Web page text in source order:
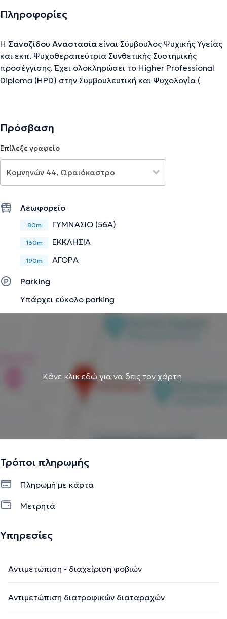
Πληροφορίες
Η Σανοζίδου Αναστασία είναι Σύμβουλος Ψυχικής Υγείας
και εκπ. Ψυχοθεραπεύτρια Συνθετικής Συστημικής
προσέγγισης. Έχει ολοκληρώσει το Higher Professional
Diploma (HPD) στην Συμβουλευτική και Ψυχολογία (
τακτικά σε επιστημονικά σεμινάρια επιμόρφωσης.
Την περιγραφή επιμελείται η ομάδα του doctoranytime βασισμένη σε
επαληθευμένες πληροφορίες.
Πρόσβαση
Επίλεξε γραφείο
Λεωφορείο
80m ΓΥΜΝΑΣΙΟ (56Α)
130m ΕΚΚΛΗΣΙΑ
190m ΑΓΟΡΑ
Parking
Υπάρχει εύκολο parking
Κάνε κλικ εδώ για να δεις τον χάρτη
Τρόποι πληρωμής
Πληρωμή με κάρτα
Μετρητά
Υπηρεσίες
Αντιμετώπιση - διαχείριση φοβιών
Αντιμετώπιση διατροφικών διαταραχών